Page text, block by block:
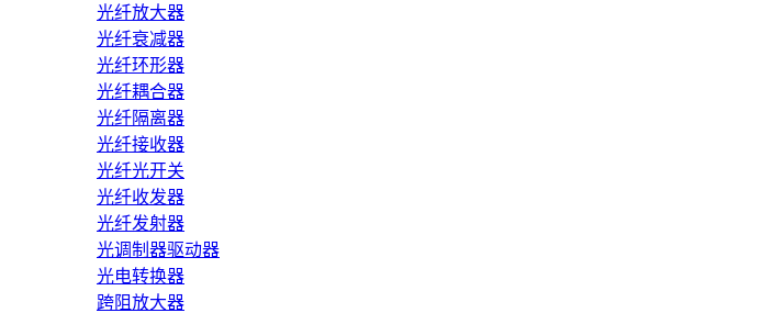
光纤放大器
光纤衰减器
光纤环形器
光纤耦合器
光纤隔离器
光纤接收器
光纤光开关
光纤收发器
光纤发射器
光调制器驱动器
光电转换器
跨阻放大器